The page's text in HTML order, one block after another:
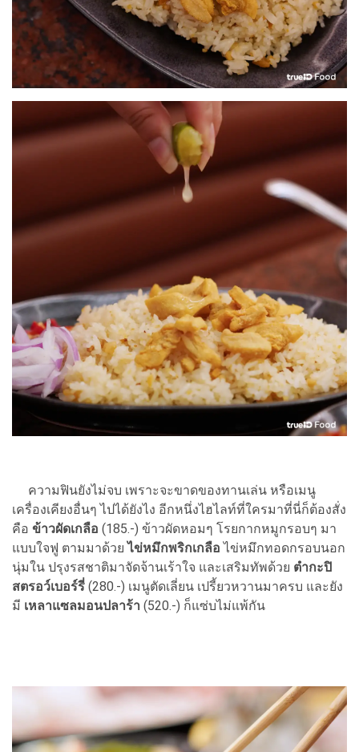
ความฟินยังไม่จบ เพราะจะขาดของทานเล่น หรือเมนู
เครื่องเคียงอื่นๆ ไปได้ยังไง อีกหนึ่งไฮไลท์ที่ใครมาที่นี่ก็ต้องสั่ง
คือ ข้าวผัดเกลือ (185.-) ข้าวผัดหอมๆ โรยกากหมูกรอบๆ มา
แบบใจฟู ตามมาด้วยไข่หมึกพริกเกลือ ไข่หมึกทอดกรอบนอก
นุ่มใน ปรุงรสชาติมาจัดจ้านเร้าใจ และเสริมทัพด้วย ตำกะปิ
สตรอว์เบอร์รี่ (280.-) เมนูตัดเลี่ยน เปรี้ยวหวานมาครบ และยัง
มี เหลาแซลมอนปลาร้า (520.-) ก็แซ่บไม่แพ้กัน